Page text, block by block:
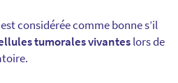
considérée comme bonne s’il
tumorales vivanteslors de